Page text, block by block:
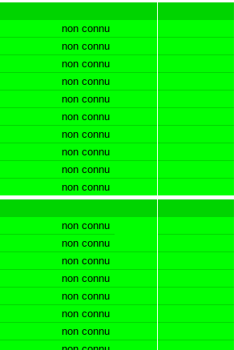
non connu
non connu
non connu
non connu
non connu
non connu
non connu
non connu
non connu
non connu
non connu
non connu
non connu
non connu
non connu
non connu
non connu